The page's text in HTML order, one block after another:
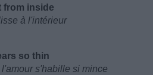
from inside
à l'intérieur
so thin
s'habille si mince